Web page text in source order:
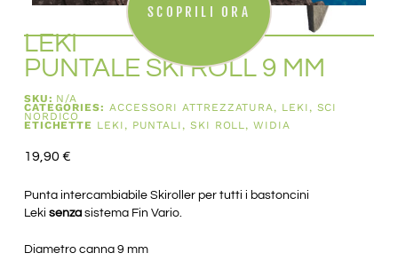
LEKI
PUNTALE SKI ROLL 9 MM
SKU: N/A
CATEGORIES: ACCESSORI ATTREZZATURA, LEKI , SCI
NORDICO
ETICHETTE LEKI , PUNTALI , SKI ROLL,WIDIA
19,90 €
Punta intercambiabile Skiroller per tutti i bastoncini
Leki senzasistema Fin Vario.
Diametro canna 9 mm
SCOPRILI ORA